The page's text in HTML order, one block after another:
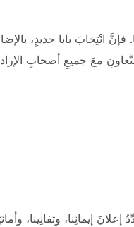
انْتِخابَ بابا جديدٍ،
معَ جميعِ أصحابِ
إعلانَ إيمانِنا، وتفانِينا،